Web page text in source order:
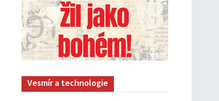
Vesmír a technologie